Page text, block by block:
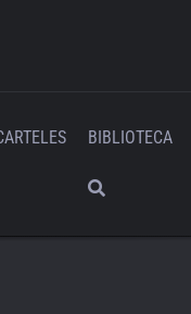
BIBLIOTECA